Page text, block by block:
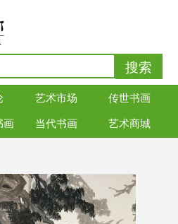
艺术市场 传世书画
画 当代书画 艺术商城